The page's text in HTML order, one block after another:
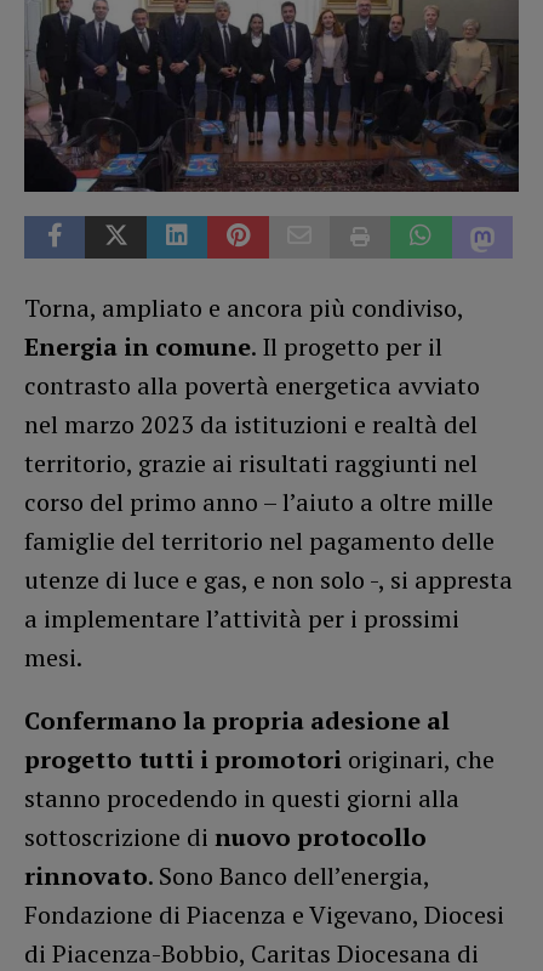
Torna, ampliato e ancora più condiviso,
Energia in comune. Il progetto per il
contrasto alla povertà energetica avviato
nel marzo 2023 da istituzioni e realtà del
territorio, grazie ai risultati raggiunti nel
corso del primo anno – l’aiuto a oltre mille
famiglie del territorio nel pagamento delle
utenze di luce e gas, e non solo -, si appresta
a implementare l’attività per i prossimi
mesi.
Confermano la propria adesione al
progetto tutti i promotori originari, che
stanno procedendo in questi giorni alla
sottoscrizione di nuovo protocollo
rinnovato. Sono Banco dell’energia,
Fondazione di Piacenza e Vigevano, Diocesi
di Piacenza-Bobbio, Caritas Diocesana di